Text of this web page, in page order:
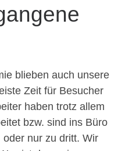
blieben auch unsere
Zeit für Besucher
haben trotz allem
bzw. sind ins Büro
nur zu dritt. Wir